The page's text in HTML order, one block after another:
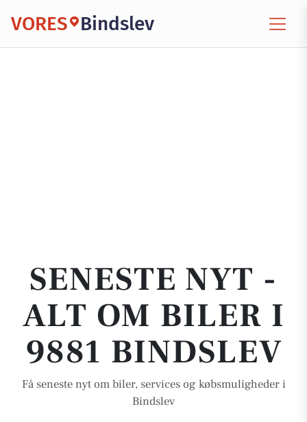
VORES Bindslev
SENESTE NYT -
ALT OM BILER I
9881 BINDSLEV
Få seneste nyt om biler, services og købsmuligheder i
Bindslev